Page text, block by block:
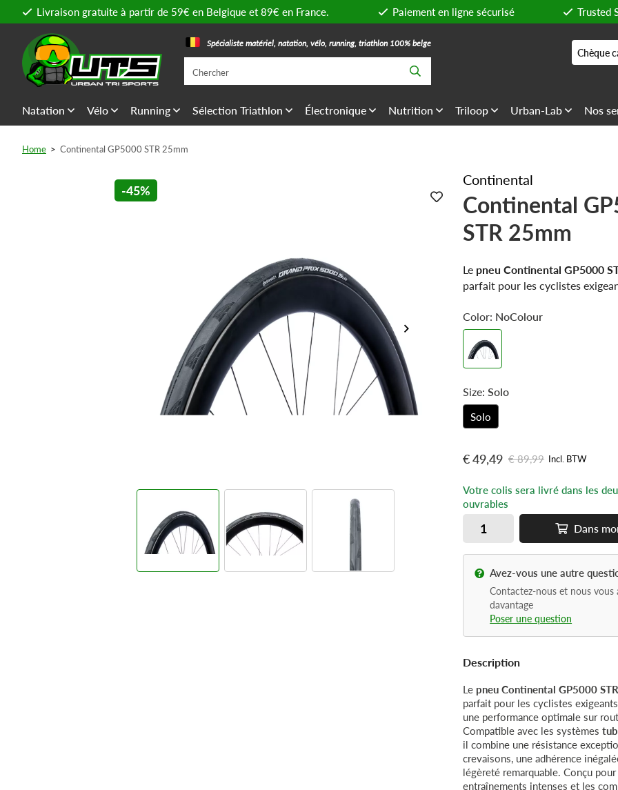
Livraison gratuite à partir de 59€ en Belgique et 89€ en France. Paiement en ligne sécurisé Trusted
Spécialiste matériel, natation, vélo, running, triathlon 100% belge
Chèque
Natation Vélo Running Sélection Triathlon Électronique Nutrition Triloop Urban-Lab Nos
Home > Continental GP5000 STR 25mm
-45%
Continental
Continental
STR 25mm
Le pneu Continental GP5000
parfait pour les cyclistes
Compatible avec les systèmes
il combine une résistance
crevaisons, une adhérence
légèreté remarquable. Conçu
pneu repousse les limites avec
avancée.
Color: NoColour
Size:Solo
Solo
€ 89,99
€ 49,49 Incl. BTW
Votre colis sera livré dans les
ouvrables
Dans
Avez-vous une autre
Contactez-nous et nous vous
davantage
Poser une question
Description
Le pneu Continental GP5000 STR
parfait pour les cyclistes
une performance optimale sur
Compatible avec les systèmes
il combine une résistance
crevaisons, une adhérence
légèreté remarquable. Conçu
entraînements intenses et les